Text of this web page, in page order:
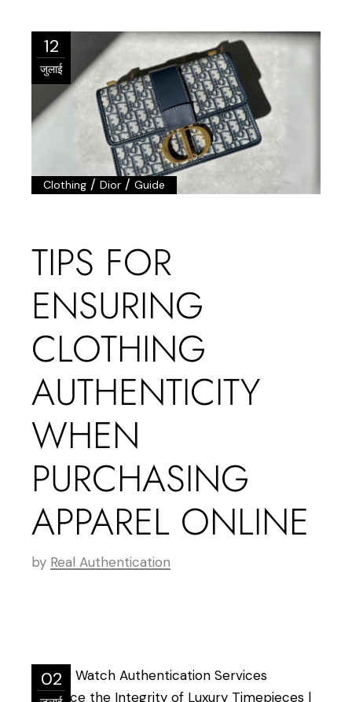
12
जुलाई
Clothing /Dior /Guide
TIPS FOR
ENSURING
CLOTHING
AUTHENTICITY
WHEN
PURCHASING
APPAREL ONLINE
by Real Authentication
02